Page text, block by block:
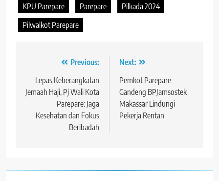
KPU Parepare
Parepare
Pilkada 2024
Pilwalkot Parepare
Navigasi
pos
Previous:
Lepas Keberangkatan
Jemaah Haji, Pj Wali Kota
Parepare: Jaga
Kesehatan dan Fokus
Beribadah
Next:
Pemkot Parepare
Gandeng BPJamsostek
Makassar Lindungi
Pekerja Rentan